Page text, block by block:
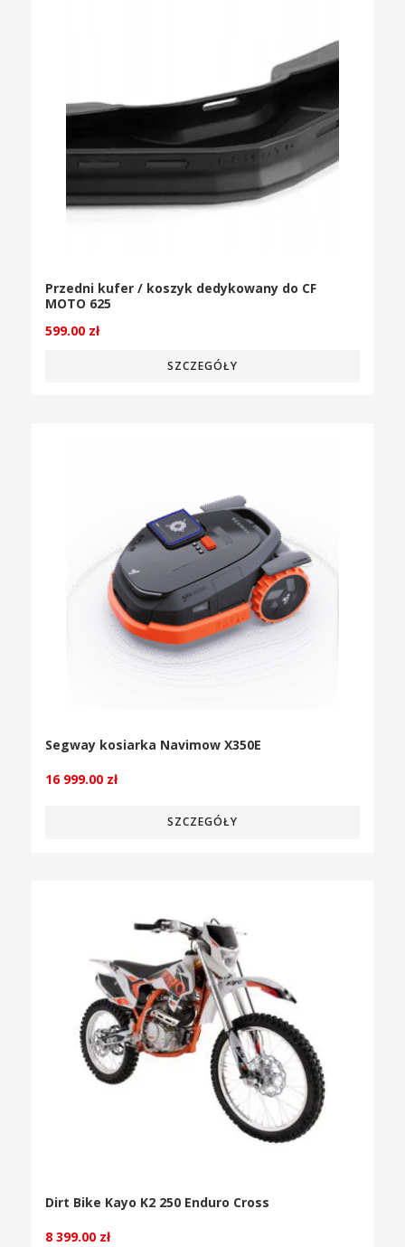
Przedni kufer / koszyk dedykowany do CF
MOTO 625
599.00 zł
SZCZEGÓŁY
Segway kosiarka Navimow X350E
16 999.00 zł
SZCZEGÓŁY
Dirt Bike Kayo K2 250 Enduro Cross
8 399.00 zł